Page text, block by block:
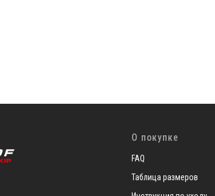
О покупке
FAQ
Таблица размеров